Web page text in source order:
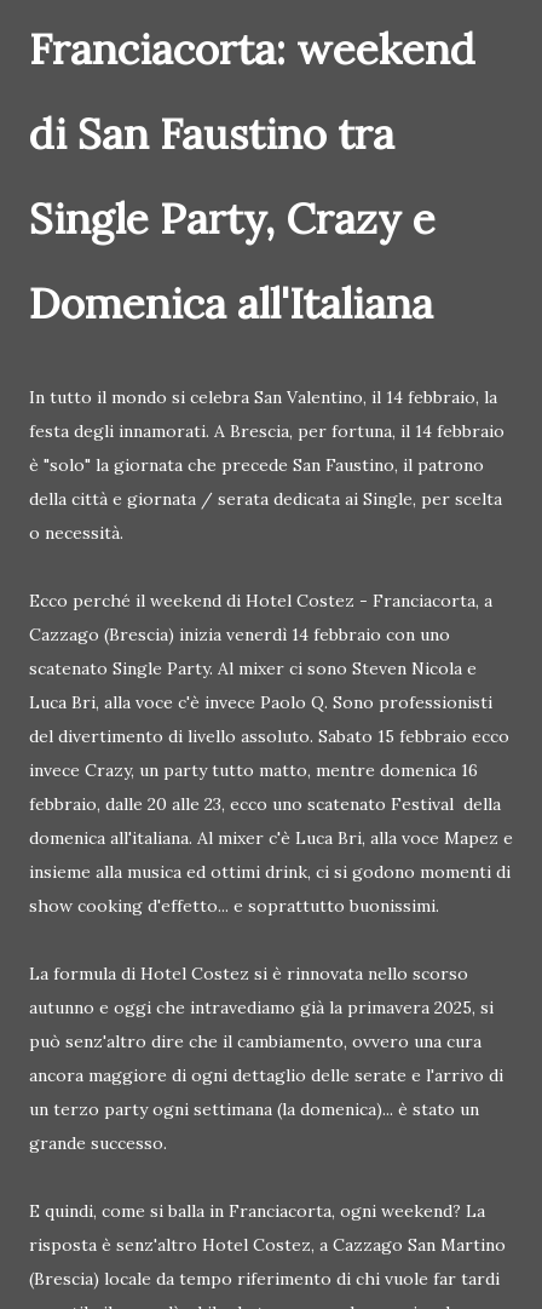
Franciacorta: weekend
di San Faustino tra
Single Party, Crazy e
Domenica all'Italiana
In tutto il mondo si celebra San Valentino, il 14 febbraio, la
festa degli innamorati. A Brescia, per fortuna, il 14 febbraio
è "solo" la giornata che precede San Faustino, il patrono
della città e giornata / serata dedicata ai Single, per scelta
o necessità.
Ecco perché il weekend di Hotel Costez - Franciacorta, a
Cazzago (Brescia) inizia venerdì 14 febbraio con uno
scatenato Single Party. Al mixer ci sono Steven Nicola e
Luca Bri, alla voce c'è invece Paolo Q. Sono professionisti
del divertimento di livello assoluto. Sabato 15 febbraio ecco
invece Crazy, un party tutto matto, mentre domenica 16
febbraio, dalle 20 alle 23, ecco uno scatenato Festival della
domenica all'italiana. Al mixer c'è Luca Bri, alla voce Mapez e
insieme alla musica ed ottimi drink, ci si godono momenti di
show cooking d'effetto... e soprattutto buonissimi.
La formula di Hotel Costez si è rinnovata nello scorso
autunno e oggi che intravediamo già la primavera 2025, si
può senz'altro dire che il cambiamento, ovvero una cura
ancora maggiore di ogni dettaglio delle serate e l'arrivo di
un terzo party ogni settimana (la domenica)... è stato un
grande successo.
E quindi, come si balla in Franciacorta, ogni weekend? La
risposta è senz'altro Hotel Costez, a Cazzago San Martino
(Brescia) locale da tempo riferimento di chi vuole far tardi